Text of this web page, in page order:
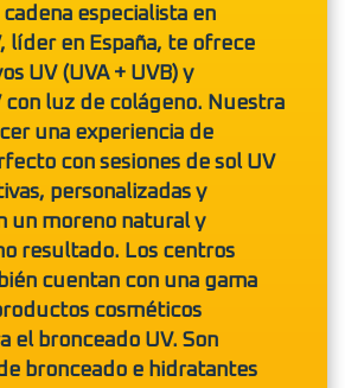
cadena especialista en
líder en España, te ofrece
UV (UVA + UVB) y
con luz de colágeno. Nuestra
una experiencia de
con sesiones de sol UV
personalizadas y
un moreno natural y
resultado. Los centros
cuentan con una gama
cosméticos
el bronceado UV. Son
bronceado e hidratantes